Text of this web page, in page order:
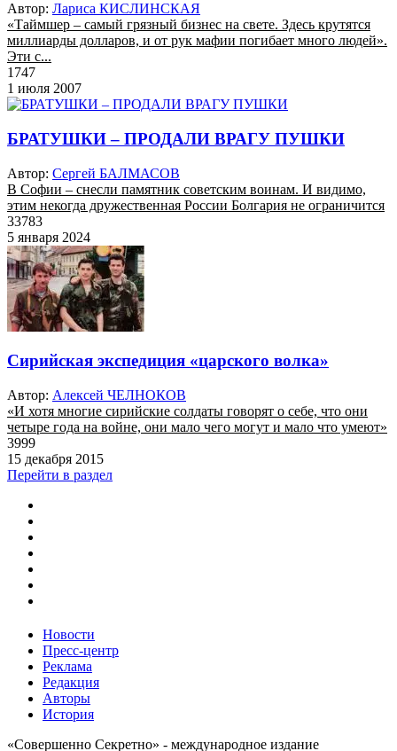
Автор: Лариса КИСЛИНСКАЯ
«Таймшер – самый грязный бизнес на свете. Здесь крутятся
миллиарды долларов, и от рук мафии погибает много людей».
Эти с...
1747
1 июля 2007
БРАТУШКИ – ПРОДАЛИ ВРАГУ ПУШКИ
Автор: Сергей БАЛМАСОВ
В Софии – снесли памятник советским воинам. И видимо,
этим некогда дружественная России Болгария не ограничится
33783
5 января 2024
Сирийская экспедиция «царского волка»
Автор: Алексей ЧЕЛНОКОВ
«И хотя многие сирийские солдаты говорят о себе, что они
четыре года на войне, они мало чего могут и мало что умеют»
3999
15 декабря 2015
Перейти в раздел
Новости
Пресс-центр
Реклама
Редакция
Авторы
История
«Совершенно Секретно» - международное издание